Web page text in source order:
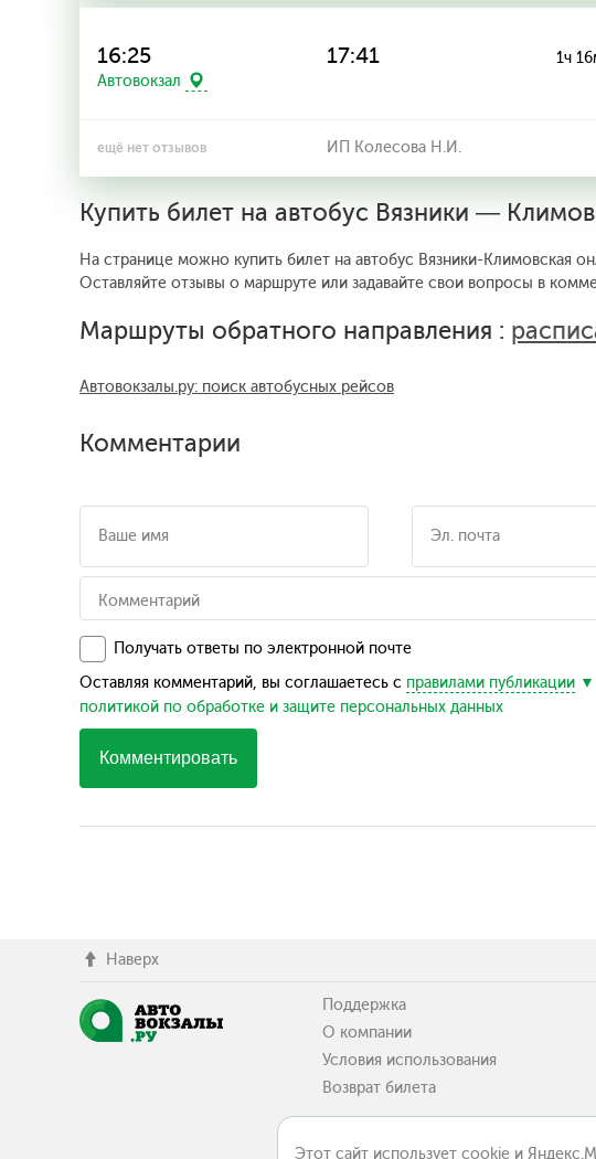
Этот сайт использует cookie и
16:25
Автовокзал
17:41 1ч
ещё нет отзывов ИП Колесова Н.И.
Купить билет на автобус Вязники —
На странице можно купить билет на автобус Вязники-Климовская
Оставляйте отзывы о маршруте или задавайте свои вопросы в
Маршруты обратного направления :
Автовокзалы.ру: поиск автобусных рейсов
Комментарии
Получать ответы по электронной почте
Оставляя комментарий, вы соглашаетесь с правилами публикации
политикой по обработке и защите персональных данных
Комментировать
Наверх
Поддержка
О компании
Условия использования
Возврат билета